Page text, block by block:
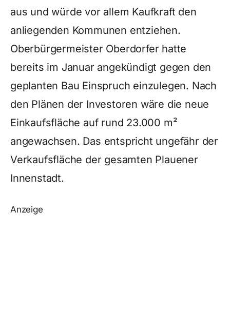
aus und würde vor allem Kaufkraft den
anliegenden Kommunen entziehen.
Oberbürgermeister Oberdorfer hatte
bereits im Januar angekündigt gegen den
geplanten Bau Einspruch einzulegen. Nach
den Plänen der Investoren wäre die neue
Einkaufsfläche auf rund 23.000 m²
angewachsen. Das entspricht ungefähr der
Verkaufsfläche der gesamten Plauener
Innenstadt.
Anzeige